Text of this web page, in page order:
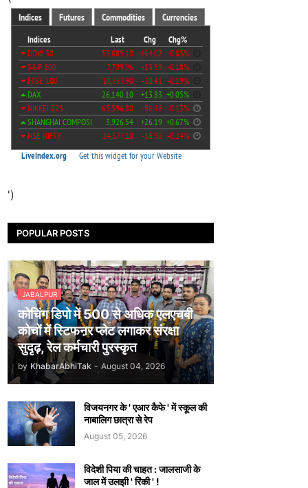
')
POPULAR POSTS
JABALPUR
कोचिंग डिपो में 500 से अधिक एलएचबी
कोचों में स्टिफऩर प्लेट लगाकर संरक्षा
सुदृढ़, रेल कर्मचारी पुरस्कृत
by KhabarAbhiTak - August 04, 2026
विजयनगर के ' एआर कैफे ' में स्कूल की
नाबालिग छात्रा से रेप
August 05, 2026
विदेशी पिया की चाहत : जालसाजी के
जाल में उलझी ' रिंकी ' !